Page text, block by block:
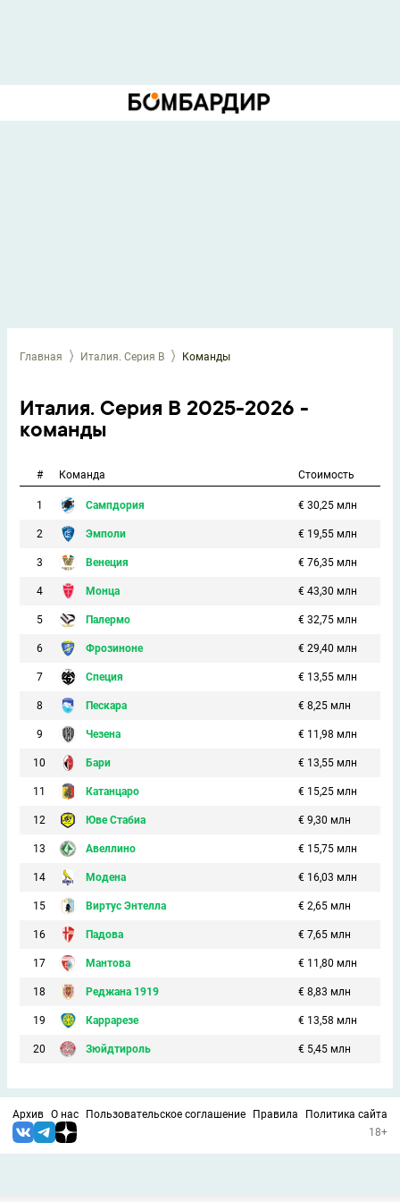
Главная Италия. Серия B Команды
Италия. Серия В 2025-2026 -
команды
# Команда Стоимость
1 Сампдория € 30,25 млн
2 Эмполи € 19,55 млн
3 Венеция € 76,35 млн
4 Монца € 43,30 млн
5 Палермо € 32,75 млн
6 Фрозиноне € 29,40 млн
7 Специя € 13,55 млн
8 Пескара € 8,25 млн
9 Чезена € 11,98 млн
10 Бари € 13,55 млн
11 Катанцаро € 15,25 млн
12 Юве Стабиа € 9,30 млн
13 Авеллино € 15,75 млн
14 Модена € 16,03 млн
15 Виртус Энтелла € 2,65 млн
16 Падова € 7,65 млн
17 Мантова € 11,80 млн
18 Реджана 1919 € 8,83 млн
19 Каррарезе € 13,58 млн
20 Зюйдтироль € 5,45 млн
Архив О нас Пользовательское соглашение Правила
Политика сайта
18+